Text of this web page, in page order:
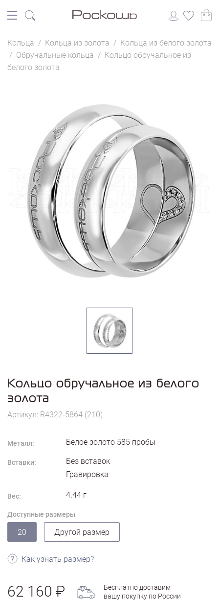
Кольца / Кольца из золота / Кольца из белого золота
/ Обручальные кольца / Кольцо обручальное из
белого золота
Кольцо обручальное из белого
золота
Артикул: R4322-5864 (210)
Металл: Белое золото 585 пробы
Вставки:
Без вставок
Гравировка
Вес: 4.44 г
Доступные размеры
20 Другой размер
Как узнать размер?
62 160
Бесплатно доставим
вашу покупку по России